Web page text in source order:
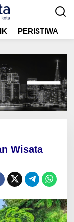
PERISTIWA
Wisata